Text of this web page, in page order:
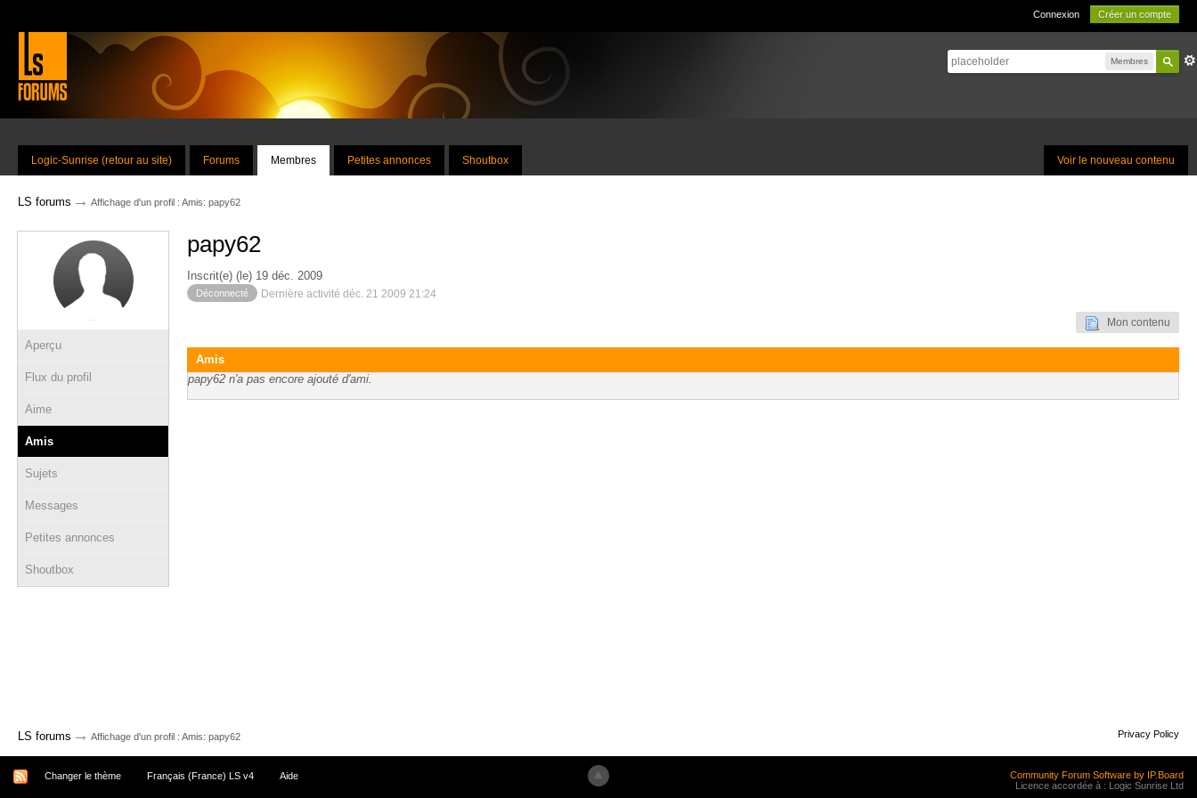
Connexion Créer un compte
Membres
Voir le nouveau contenu
Logic-Sunrise (retour au site) Forums Membres Petites annonces Shoutbox
LS forums → Affichage d'un profil : Amis: papy62
Aperçu
Flux du profil
Aime
Amis
Sujets
Messages
Petites annonces
Shoutbox
papy62
Inscrit(e) (le) 19 déc. 2009
Déconnecté Dernière activité déc. 21 2009 21:24
Mon contenu
Amis
papy62 n'a pas encore ajouté d'ami.
LS forums → Affichage d'un profil : Amis: papy62 Privacy Policy
Changer le thème Français (France) LS v4 Aide
Community Forum Software by IP.Board
Licence accordée à : Logic Sunrise Ltd